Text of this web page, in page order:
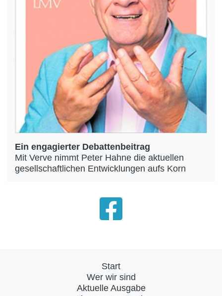
Ein engagierter Debattenbeitrag
Mit Verve nimmt Peter Hahne die aktuellen
gesellschaftlichen Entwicklungen aufs Korn
Start
Wer wir sind
Aktuelle Ausgabe